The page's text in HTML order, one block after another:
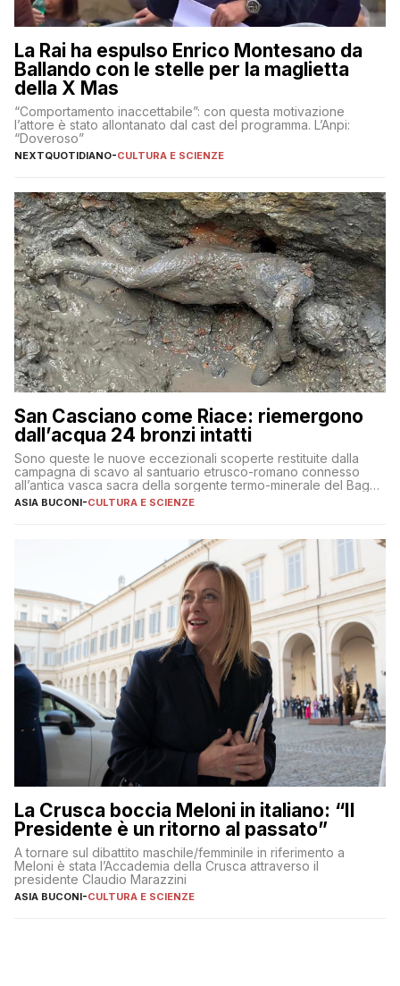
La Rai ha espulso Enrico Montesano da
Ballando con le stelle per la maglietta
della X Mas
“Comportamento inaccettabile”: con questa motivazione
l’attore è stato allontanato dal cast del programma. L’Anpi:
“Doveroso”
NEXTQUOTIDIANO-CULTURA E SCIENZE
San Casciano come Riace: riemergono
dall’acqua 24 bronzi intatti
Sono queste le nuove eccezionali scoperte restituite dalla
campagna di scavo al santuario etrusco-romano connesso
all’antica vasca sacra della sorgente termo-minerale del Bagno
Grande
ASIA BUCONI-CULTURA E SCIENZE
La Crusca boccia Meloni in italiano: “Il
Presidente è un ritorno al passato”
A tornare sul dibattito maschile/femminile in riferimento a
Meloni è stata l’Accademia della Crusca attraverso il
presidente Claudio Marazzini
ASIA BUCONI-CULTURA E SCIENZE